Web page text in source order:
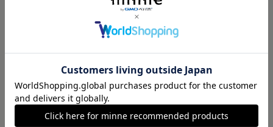
販売支援企画・イベント